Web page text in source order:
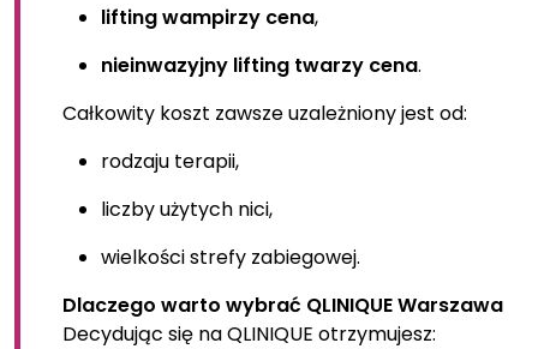
lifting wampirzy cena,
nieinwazyjny lifting twarzy cena.
Całkowity koszt zawsze uzależniony jest od:
rodzaju terapii,
liczby użytych nici,
wielkości strefy zabiegowej.
Dlaczego warto wybrać QLINIQUE Warszawa
Decydując się na QLINIQUE otrzymujesz: